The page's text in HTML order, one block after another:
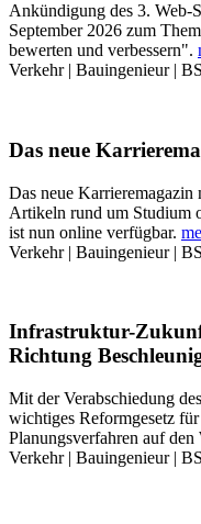
Ankündigung des 3. Web-
September 2026 zum
bewerten und verbessern".
Verkehr | Bauingenieur |
Das neue
Das neue
Artikeln rund um Studium
ist nun online verfügbar.
Verkehr | Bauingenieur |
Infrastruktur-
Richtung
Mit der Verabschiedung
wichtiges Reformgesetz
Planungsverfahren auf
Verkehr | Bauingenieur |